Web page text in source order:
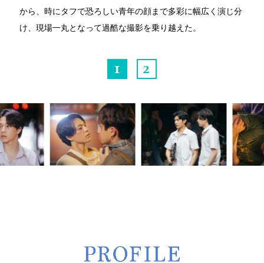
から、時にタフで恐ろしい青年の顔まで多彩に幅広く演じ分
け、現場一丸となって過酷な撮影を乗り越えた。